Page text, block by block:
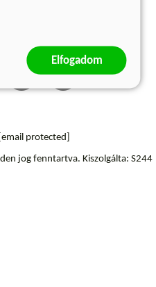
[email protected]
jog fenntartva. Kiszolgálta: S244
Elfogadom